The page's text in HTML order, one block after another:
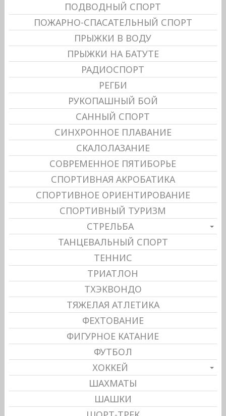
ПОДВОДНЫЙ СПОРТ
ПОЖАРНО-СПАСАТЕЛЬНЫЙ СПОРТ
ПРЫЖКИ В ВОДУ
ПРЫЖКИ НА БАТУТЕ
РАДИОСПОРТ
РЕГБИ
РУКОПАШНЫЙ БОЙ
САННЫЙ СПОРТ
СИНХРОННОЕ ПЛАВАНИЕ
СКАЛОЛАЗАНИЕ
СОВРЕМЕННОЕ ПЯТИБОРЬЕ
СПОРТИВНАЯ АКРОБАТИКА
СПОРТИВНОЕ ОРИЕНТИРОВАНИЕ
СПОРТИВНЫЙ ТУРИЗМ
СТРЕЛЬБА
ТАНЦЕВАЛЬНЫЙ СПОРТ
ТЕННИС
ТРИАТЛОН
ТХЭКВОНДО
ТЯЖЕЛАЯ АТЛЕТИКА
ФЕХТОВАНИЕ
ФИГУРНОЕ КАТАНИЕ
ФУТБОЛ
ХОККЕЙ
ШАХМАТЫ
ШАШКИ